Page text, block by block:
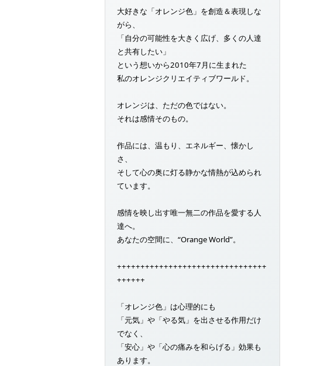
大好きな「オレンジ色」を創造＆表現しな
がら、
「自分の可能性を大きく広げ、多くの人達
と共有したい」
という想いから2010年7月に生まれた
私のオレンジクリエイティブワールド。
オレンジは、ただの色ではない。
それは感情そのもの。
作品には、温もり、エネルギー、懐かし
さ、
そして心の奥に灯る静かな情熱が込められ
ています。
感情を映し出す唯一無二の作品を愛する人
達へ。
あなたの空間に、“Orange World”。
++++++++++++++++++++++++++++++++
++++++
「オレンジ色」は心理的にも
「元気」や「やる気」を出させる作用だけ
でなく、
「安心」や「心の痛みを和らげる」効果も
あります。